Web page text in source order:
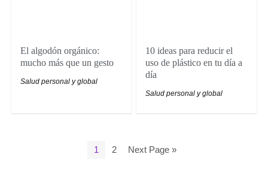
El algodón orgánico:
mucho más que un gesto
Salud personal y global
10 ideas para reducir el
uso de plástico en tu día a
día
Salud personal y global
1 2 Next Page »